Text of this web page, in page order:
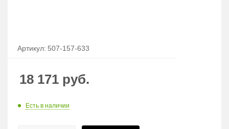
Артикул: 507-157-633
18 171 руб.
Есть в наличии